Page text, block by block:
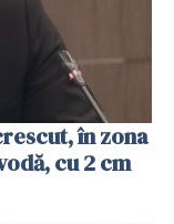
în zona
cu 2 cm